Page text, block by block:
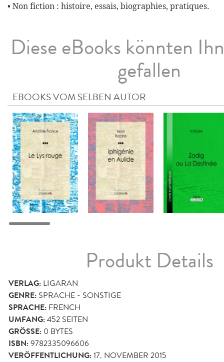
• Non fiction : histoire, essais, biographies, pratiques.
Diese eBooks könnten
gefallen
EBOOKS VOM SELBEN AUTOR
Produkt Details
VERLAG: LIGARAN
GENRE: SPRACHE - SONSTIGE
SPRACHE: FRENCH
UMFANG:452 SEITEN
GRÖSSE: 0 BYTES
ISBN:9782335096606
VERÖFFENTLICHUNG:17. NOVEMBER 2015